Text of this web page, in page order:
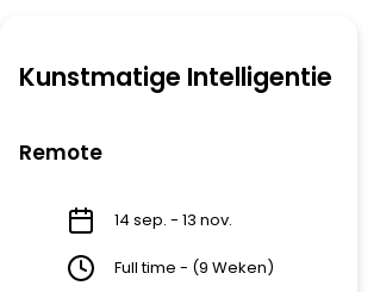
Kunstmatige Intelligentie
Remote
14 sep. - 13 nov.
Full time - (9 Weken)